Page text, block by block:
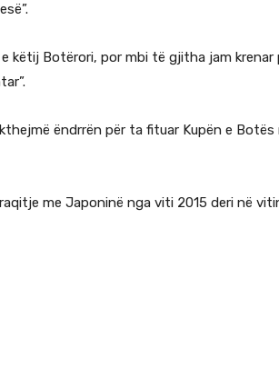
këtij Botërori, por mbi të gjitha jam krenar
ëndrrën për ta fituar Kupën e Botës
me Japoninë nga viti 2015 deri në